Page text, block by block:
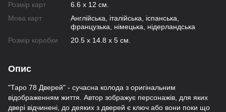
Розмір карт
6.6 х 12 см.
Мова карт
Англійська, італійська, іспанська,
французька, німецька, нідерландська
Розмір коробки
20.5 х 14.8 х 5 см.
Опис
"Таро 78 Дверей" - сучасна колода з оригінальним
відображенням життя. Автор зображує персонажів, для яких
двері відчинені, до деяких з дверей є ключ або вони поки що